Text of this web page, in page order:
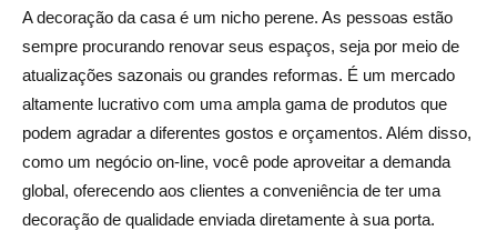
A decoração da casa é um nicho perene. As pessoas estão
sempre procurando renovar seus espaços, seja por meio de
atualizações sazonais ou grandes reformas. É um mercado
altamente lucrativo com uma ampla gama de produtos que
podem agradar a diferentes gostos e orçamentos. Além disso,
como um negócio on-line, você pode aproveitar a demanda
global, oferecendo aos clientes a conveniência de ter uma
decoração de qualidade enviada diretamente à sua porta.